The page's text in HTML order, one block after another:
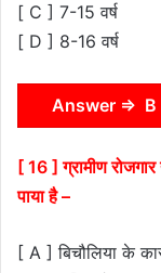
[ C ] 7-15 वर्ष
[ D ] 8-16 वर्ष
Answer ⇒ B
[ 16 ] ग्रामीण
पाया है –
[ A ] बिचौलिया के